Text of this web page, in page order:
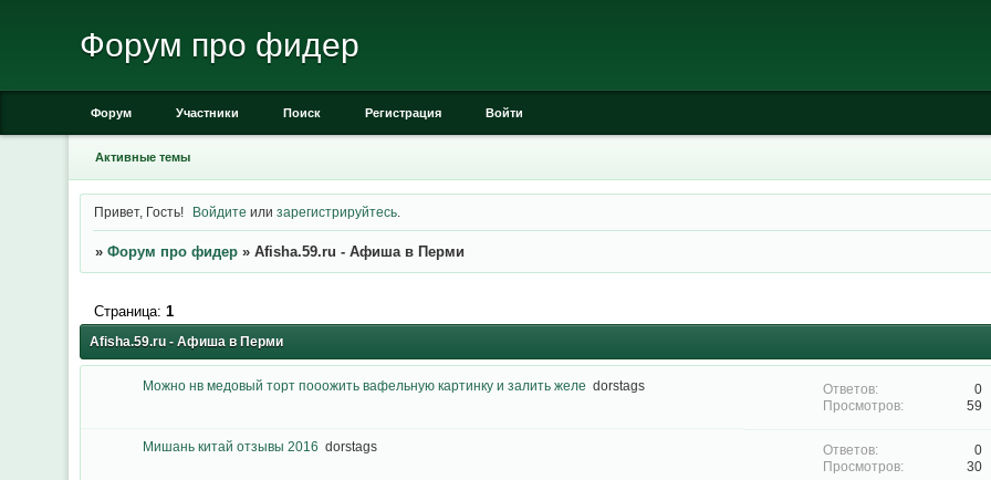
Форум про фидер
Форум Участники Поиск Регистрация Войти
Активные темы
Привет, Гость! Войдите илизарегистрируйтесь
» Форум про фидер » Afisha.59.ru - Афиша в Перми
Afisha.59.ru - Афиша в Перми
Страница: 1
Можно нв медовый торт пооожить вафельную картинку и залить желе dorstags
0
59
Мишань китай отзывы 2016 dorstags
0
30